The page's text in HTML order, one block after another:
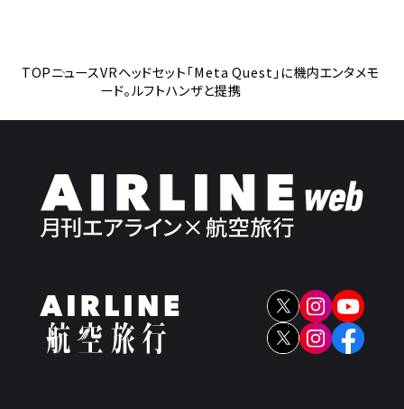
TOPニュースVRヘッドセット「Meta Quest」に機内エンタメモ
ード。ルフトハンザと提携